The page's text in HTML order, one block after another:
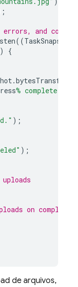
and
((TaskSnapshot
)
{
.
% complete."
);
);
on complete
de arquivos,